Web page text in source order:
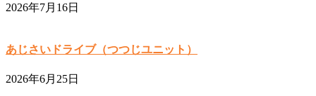
2026年7月16日
あじさいドライブ（つつじユニット）
2026年6月25日